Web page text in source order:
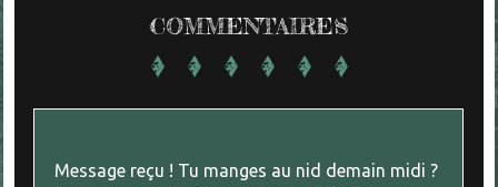
COMMENTAIRES
Message reçu ! Tu manges au nid demain midi ?